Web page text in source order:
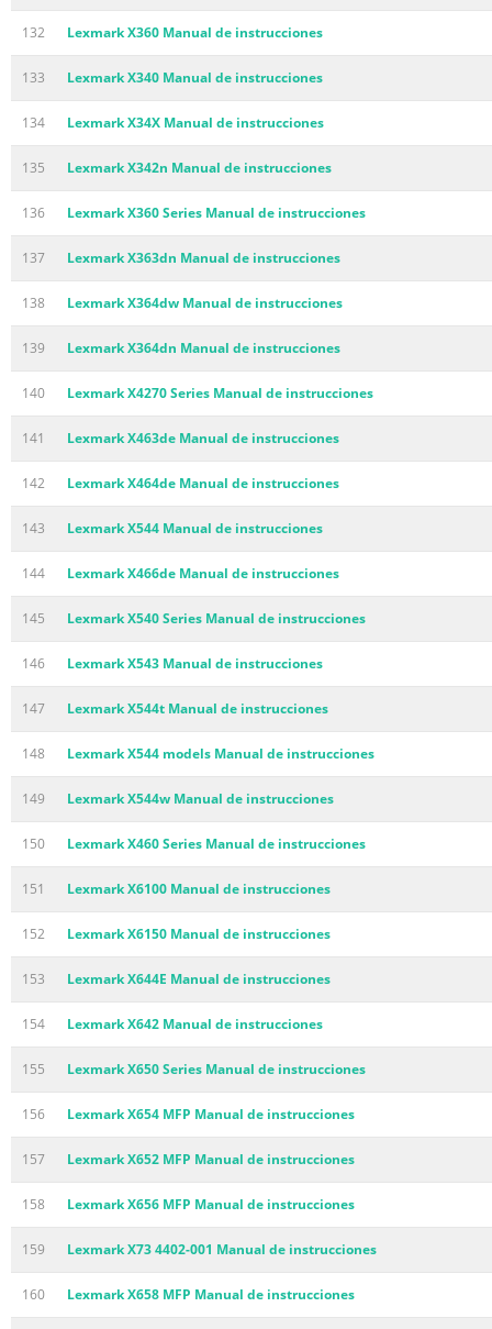
132 Lexmark X360 Manual de instrucciones
133 Lexmark X340 Manual de instrucciones
134 Lexmark X34X Manual de instrucciones
135 Lexmark X342n Manual de instrucciones
136 Lexmark X360 Series Manual de instrucciones
137 Lexmark X363dn Manual de instrucciones
138 Lexmark X364dw Manual de instrucciones
139 Lexmark X364dn Manual de instrucciones
140 Lexmark X4270 Series Manual de instrucciones
141 Lexmark X463de Manual de instrucciones
142 Lexmark X464de Manual de instrucciones
143 Lexmark X544 Manual de instrucciones
144 Lexmark X466de Manual de instrucciones
145 Lexmark X540 Series Manual de instrucciones
146 Lexmark X543 Manual de instrucciones
147 Lexmark X544t Manual de instrucciones
148 Lexmark X544 models Manual de instrucciones
149 Lexmark X544w Manual de instrucciones
150 Lexmark X460 Series Manual de instrucciones
151 Lexmark X6100 Manual de instrucciones
152 Lexmark X6150 Manual de instrucciones
153 Lexmark X644E Manual de instrucciones
154 Lexmark X642 Manual de instrucciones
155 Lexmark X650 Series Manual de instrucciones
156 Lexmark X654 MFP Manual de instrucciones
157 Lexmark X652 MFP Manual de instrucciones
158 Lexmark X656 MFP Manual de instrucciones
159 Lexmark X73 4402-001 Manual de instrucciones
160 Lexmark X658 MFP Manual de instrucciones